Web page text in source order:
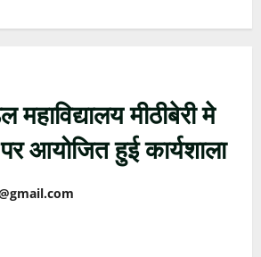
मीठीबेरी मे
आयोजित हुई कार्यशाला